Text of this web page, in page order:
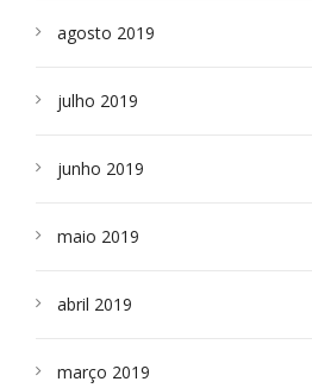
agosto 2019
julho 2019
junho 2019
maio 2019
abril 2019
março 2019